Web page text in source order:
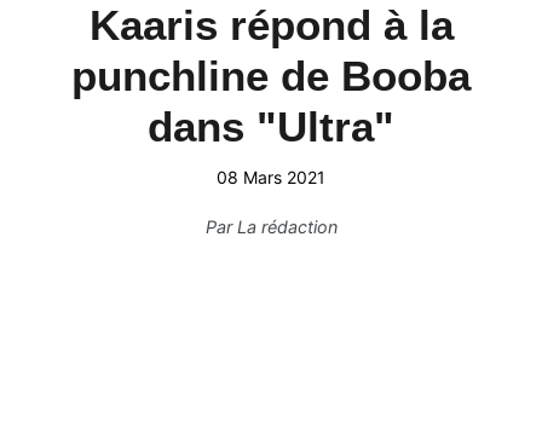
Kaaris répond à la
punchline de Booba
dans "Ultra"
08 Mars 2021
ParLa rédaction